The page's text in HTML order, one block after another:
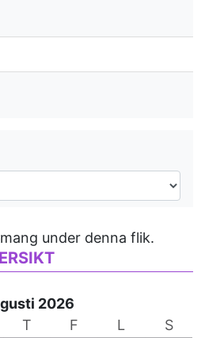
under denna flik.
2026
T F L
S